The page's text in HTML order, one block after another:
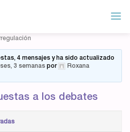
4 mensajes y ha sido actualizado
3 semanaspor
Roxana
a los debates